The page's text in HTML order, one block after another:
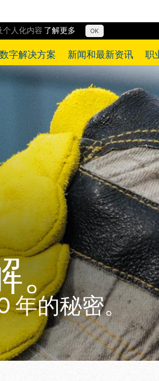
人化内容 了解更多 OK
数字解决方案 新闻和最新资讯 职
。
年的秘密。